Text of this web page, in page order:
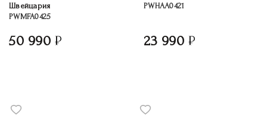
Швейцария
PWMFA0425
50 990
PWHAA0421
23 990